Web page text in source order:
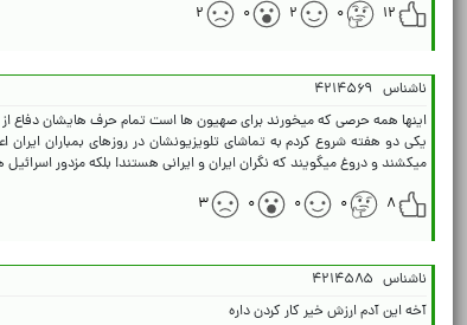
۱۲
۰ ۲ ۰ ۲
ناشناس ۴۲۱۴۵۶۹
یکی دو هفته شروع کردم به تماشای تلویزیونشان در روزهای بمباران
میکشند و دروغ میگویند که نگران ایران و ایرانی هستند! بلکه مزدور
۸
۰ ۰ ۰ ۳
ناشناس ۴۲۱۴۵۸۵
آخه این آدم ارزش خیر کار کردن داره